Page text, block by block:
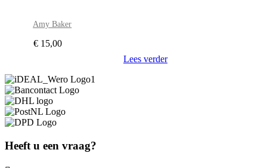
Amy Baker
€ 15,00
Lees verder
Heeft u een vraag?